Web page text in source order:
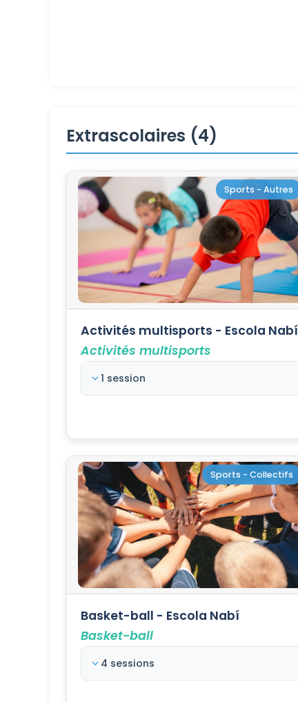
Extrascolaires (4)
Sports - Autres
Activités multisports - Escola Nabí
Activités multisports
1 session
Sports - Collectifs
Basket-ball - Escola Nabí
Basket-ball
4 sessions